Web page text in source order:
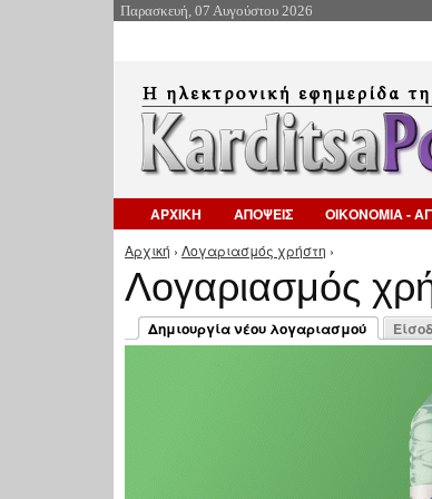
Παρασκευή, 07 Αυγούστου 2026
ΑΡΧΙΚΗ ΑΠΟΨΕΙΣ ΟΙΚΟΝΟΜΙΑ -
Είστε εδώ
Αρχική › Λογαριασμός χρήστη ›
Λογαριασμός
Πρωτεύουσες καρτέλες
Δημιουργία νέου λογαριασμού
(ενεργή καρτέλα)